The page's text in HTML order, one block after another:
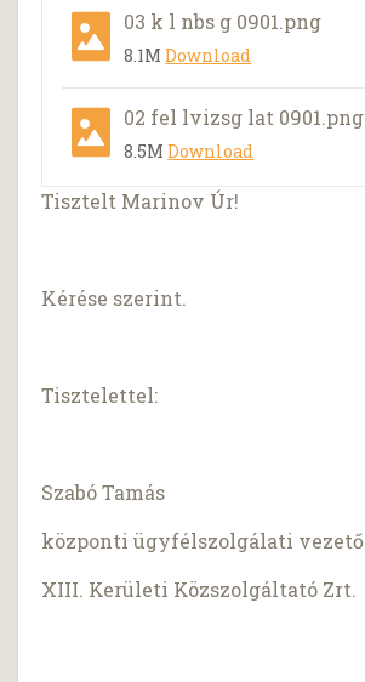
03 k l nbs g 0901.png
8.1MDownload
02 fel lvizsg lat 0901.png
8.5MDownload
Tisztelt Marinov Úr!
Kérése szerint.
Tisztelettel:
Szabó Tamás
központi ügyfélszolgálati vezető
XIII. Kerületi Közszolgáltató Zrt.